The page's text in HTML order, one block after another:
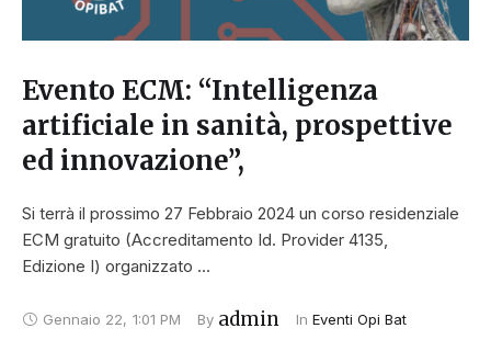
Evento ECM: “Intelligenza
artificiale in sanità, prospettive
ed innovazione”,
Si terrà il prossimo 27 Febbraio 2024 un corso residenziale
ECM gratuito (Accreditamento Id. Provider 4135,
Edizione I) organizzato …
Gennaio 22, 1:01 PM By admin In Eventi Opi Bat